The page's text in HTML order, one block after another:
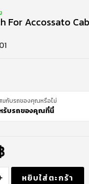
For Accossato
มกับรถของคุณหรือไม่
รับรถของคุณที่นี่
หยิบใส่ตะกร้า